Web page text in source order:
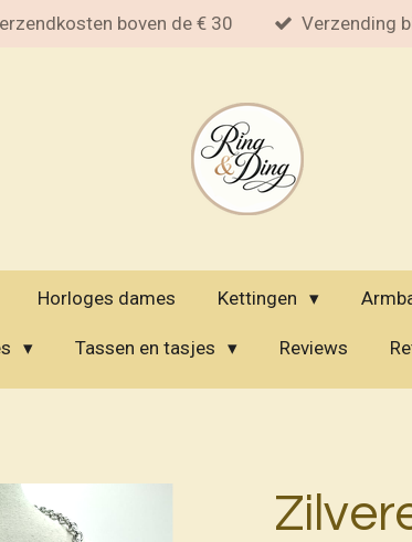
boven de € 30 Verzending
Horloges dames Kettingen
Tassen en tasjes Reviews